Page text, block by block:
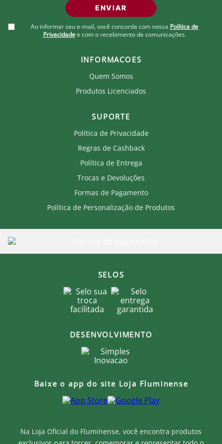
ENVIAR
Ao informar seu e-mail, você concorda com nossa Política de
Privacidade e com o recebimento de comunicações.
Na Loja Oficial do Fluminense, você encontra produtos
INFORMACOES
Quem Somos
Produtos Licenciados
SUPORTE
Política de Privacidade
Regras de Cashback
Política de Entrega
Trocas e Devoluções
Formas de Pagamento
Política de Personalização de Produtos
SELOS
DESENVOLVIMENTO
Baixe o app do site Loja Fluminense